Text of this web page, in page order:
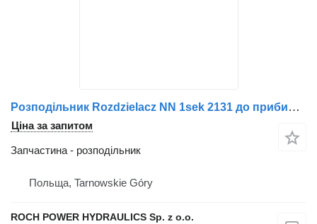
Розподільник Rozdzielacz NN 1sek 2131 до прибиральної машини Schmidt
Ціна за запитом
Запчастина - розподільник
Польща, Tarnowskie Góry
ROCH POWER HYDRAULICS Sp. z o.o.